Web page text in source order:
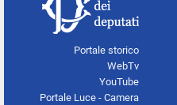
Portale storico
WebTv
YouTube
Portale Luce - Camera